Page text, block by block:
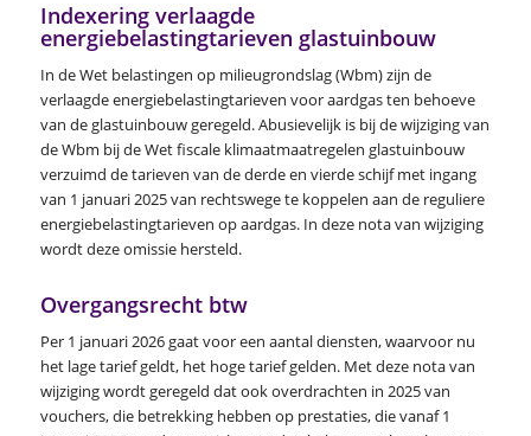
Indexering verlaagde
energiebelastingtarieven glastuinbouw
In de Wet belastingen op milieugrondslag (Wbm) zijn de
verlaagde energiebelastingtarieven voor aardgas ten behoeve
van de glastuinbouw geregeld. Abusievelijk is bij de wijziging van
de Wbm bij de Wet fiscale klimaatmaatregelen glastuinbouw
verzuimd de tarieven van de derde en vierde schijf met ingang
van 1 januari 2025 van rechtswege te koppelen aan de reguliere
energiebelastingtarieven op aardgas. In deze nota van wijziging
wordt deze omissie hersteld.
Overgangsrecht btw
Per 1 januari 2026 gaat voor een aantal diensten, waarvoor nu
het lage tarief geldt, het hoge tarief gelden. Met deze nota van
wijziging wordt geregeld dat ook overdrachten in 2025 van
vouchers, die betrekking hebben op prestaties, die vanaf 1